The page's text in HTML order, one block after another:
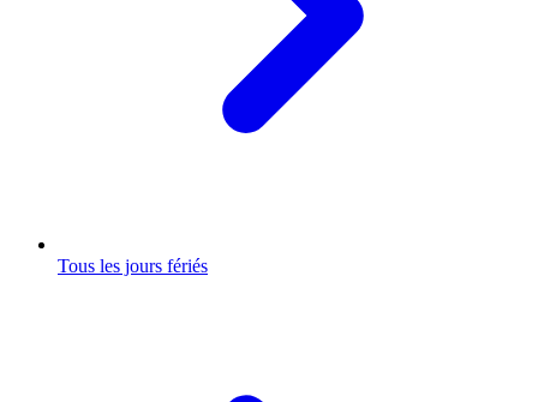
Tous les jours fériés